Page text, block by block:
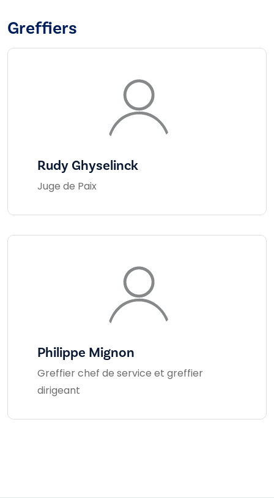
Greffiers
Rudy Ghyselinck
Juge de Paix
Philippe Mignon
Greffier chef de service et greffier
dirigeant